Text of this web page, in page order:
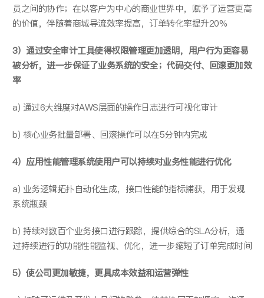
员之间的协作；在以客户为中心的商业世界中，赋予了运营更高
的价值，伴随着商城导流效率提高，订单转化率提升20%
3）通过安全审计工具使得权限管理更加透明，用户行为更容易
被分析，进一步保证了业务系统的安全；代码交付、回滚更加效
率
a) 通过6大维度对AWS层面的操作日志进行可视化审计
b) 核心业务批量部署、回滚操作可以在5分钟内完成
4）应用性能管理系统使用户可以持续对业务性能进行优化
a) 业务逻辑拓扑自动化生成，接口性能的指标捕获，用于发现
系统瓶颈
b) 持续对数百个业务接口进行跟踪，提供综合的SLA分析，通
过持续进行的功能性能监视、优化，进一步缩短了订单完成时间
5）使公司更加敏捷，更具成本效益和运营弹性